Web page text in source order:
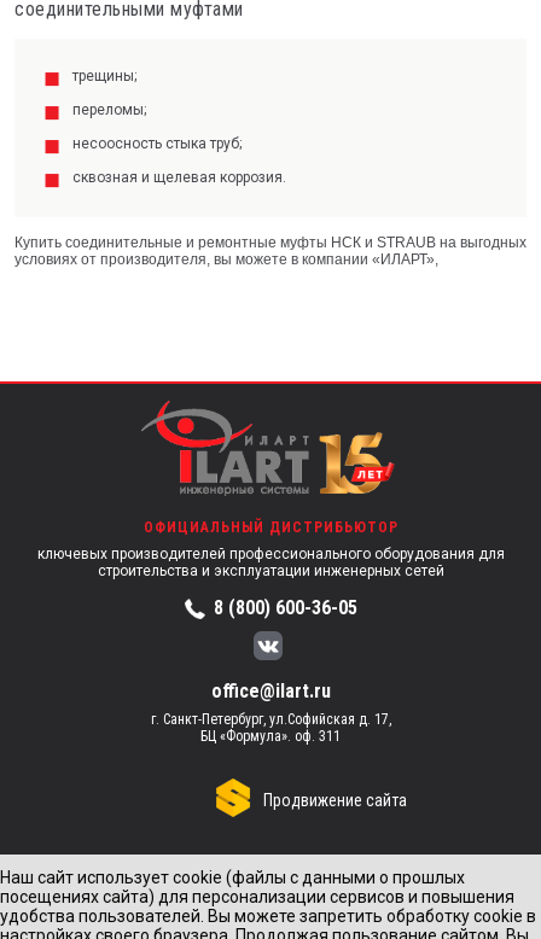
соединительными муфтами
трещины;
переломы;
несоосность стыка труб;
сквозная и щелевая коррозия.
Купить соединительные и ремонтные муфты НСК и STRAUB на выгодных
условиях от производителя, вы можете в компании «ИЛАРТ»,
ОФИЦИАЛЬНЫЙ ДИСТРИБЬЮТОР
ключевых производителей профессионального оборудования для
строительства и эксплуатации инженерных сетей
8 (800) 600-36-05
office@ilart.ru
г. Санкт-Петербург, ул.Софийская д. 17,
БЦ «Формула». оф. 311
Продвижение сайта
Наш сайт использует cookie (файлы с данными о прошлых
посещениях сайта) для персонализации сервисов и повышения
удобства пользователей. Вы можете запретить обработку cookie в